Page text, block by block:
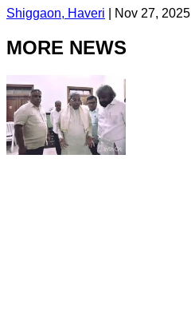
Shiggaon, Haveri Nov 27, 2025
MORE NEWS